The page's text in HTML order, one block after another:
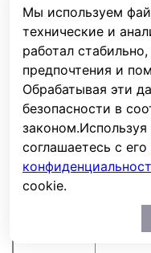
Мы используем
технические и
работал
предпочтения и
Обрабатывая эти
безопасности в
законом.
соглашаетесь с его
cookie.
Частота,
Выход
Частота,
Форма